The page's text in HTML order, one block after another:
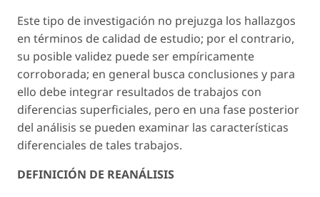
Este tipo de investigación no prejuzga los hallazgos
en términos de calidad de estudio; por el contrario,
su posible validez puede ser empíricamente
corroborada; en general busca conclusiones y para
ello debe integrar resultados de trabajos con
diferencias superficiales, pero en una fase posterior
del análisis se pueden examinar las características
diferenciales de tales trabajos.
DEFINICIÓN DE REANÁLISIS